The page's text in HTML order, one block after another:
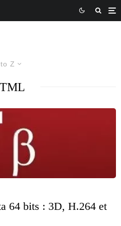
Z
64 bits : 3D, H.264 et